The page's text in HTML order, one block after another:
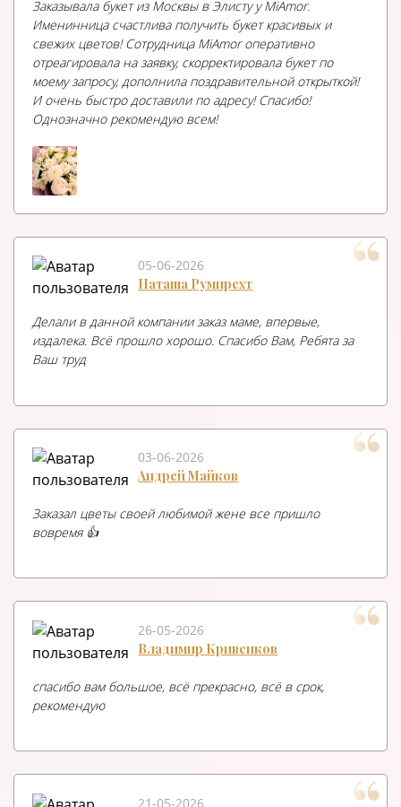
Заказывала букет из Москвы в Элисту у MiAmor.
Именинница счастлива получить букет красивых и
свежих цветов! Сотрудница MiAmor оперативно
отреагировала на заявку, скорректировала букет по
моему запросу, дополнила поздравительной открыткой!
И очень быстро доставили по адресу! Спасибо!
Однозначно рекомендую всем!
05-06-2026
Наташа Румпрехт
Делали в данной компании заказ маме, впервые,
издалека. Всё прошло хорошо. Спасибо Вам, Ребята за
Ваш труд
03-06-2026
Андрей Майков
Заказал цветы своей любимой жене все пришло
вовремя 👍
26-05-2026
Владимир Кривенков
спасибо вам большое, всё прекрасно, всё в срок,
рекомендую
21-05-2026